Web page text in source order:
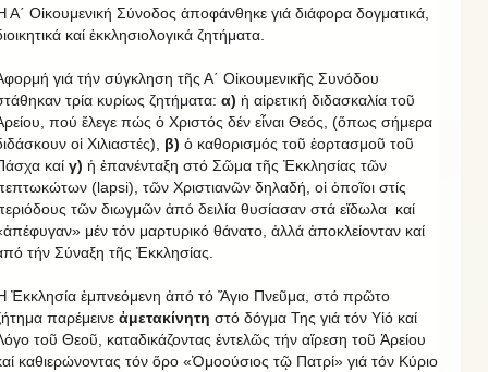
Α΄ Οἰκουμενική Σύνοδος ἀποφάνθηκε γιά διάφορα δογματικά,
καί ἐκκλησιολογικά ζητήματα.
γιά τήν σύγκληση τῆς Α΄ Οἰκουμενικῆς Συνόδου
τρία κυρίως ζητήματα: α) ἡ αἱρετική διδασκαλία τοῦ
πού ἔλεγε πώς ὁ Χριστός δέν εἶναι Θεός, (ὅπως σήμερα
οἱ Χιλιαστές), β) ὁ καθορισμός τοῦ ἑορτασμοῦ τοῦ
καί γ) ἡ ἐπανένταξη στό Σῶμα τῆς Ἐκκλησίας τῶν
(lapsi), τῶν Χριστιανῶν δηλαδή, οἱ ὁποῖοι στίς
τῶν διωγμῶν ἀπό δειλία θυσίασαν στά εἴδωλα καί
μέν τόν μαρτυρικό θάνατο, ἀλλά ἀποκλείονταν καί
τήν Σύναξη τῆς Ἐκκλησίας.
Ἐκκλησία ἐμπνεόμενη ἀπό τό Ἅγιο Πνεῦμα, στό πρῶτο
παρέμεινε ἀμετακίνητη στό δόγμα Της γιά τόν Υἱό καί
τοῦ Θεοῦ, καταδικάζοντας ἐντελῶς τήν αἵρεση τοῦ Ἀρείου
καθιερώνοντας τόν ὅρο «Ὁμοούσιος τῷ Πατρί» γιά τόν Κύριο